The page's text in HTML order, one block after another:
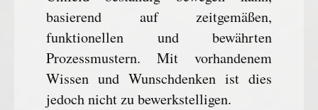
basierend auf zeitgemäßen,
funktionellen und bewährten
Prozessmustern. Mit vorhandenem
Wissen und Wunschdenken ist dies
jedoch nicht zu bewerkstelligen.